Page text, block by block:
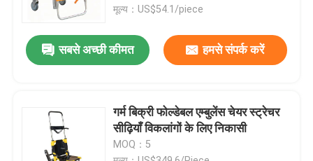
हमसे संपर्क करें
समाचार
उद्धरण मांगें
मूल्य：US$54.1/piece
सबसे अच्छी कीमत हमसे संपर्क करें
गर्म बिक्री फोल्डेबल एम्बुलेंस चेयर स्ट्रेचर
सीढ़ियाँ विकलांगों के लिए निकासी
MOQ：5